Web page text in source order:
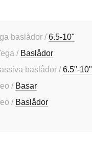
baslådor /6.5-10"
/ Baslådor
baslådor /6.5"-10"
/ Basar
/ Baslådor